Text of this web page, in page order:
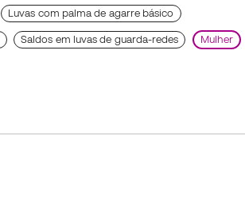
Luvas com palma de agarre básico
Saldos em luvas de guarda-redes Mulher